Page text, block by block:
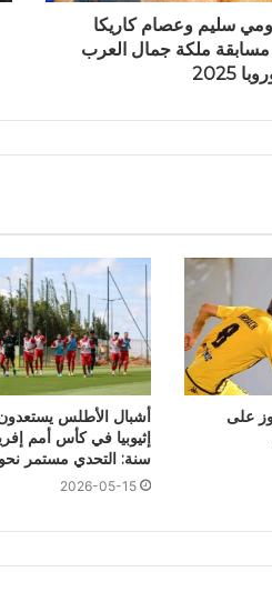
سليم وعصام كاريكا
ملكة جمال العرب
2025
على
أشبال الأطلس
سنة: التحدي مستمر نحو
2026-05-15